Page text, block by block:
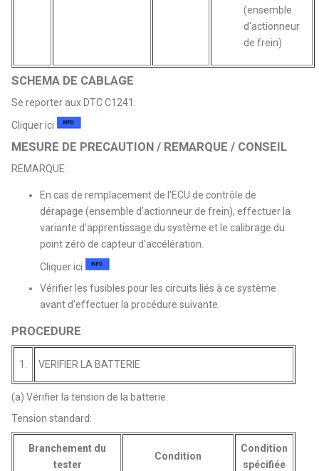
(ensemble
d'actionneur
de frein)
SCHEMA DE CABLAGE
Se reporter aux DTC C1241.
Cliquer ici
MESURE DE PRECAUTION / REMARQUE / CONSEIL
REMARQUE:
En cas de remplacement de l'ECU de contrôle de
dérapage (ensemble d'actionneur de frein), effectuer la
variante d'apprentissage du système et le calibrage du
point zéro de capteur d'accélération.
Cliquer ici
Vérifier les fusibles pour les circuits liés à ce système
avant d'effectuer la procédure suivante.
PROCEDURE
1. VERIFIER LA BATTERIE
(a) Vérifier la tension de la batterie.
Tension standard:
Branchement du
tester
Condition
Condition
spécifiée